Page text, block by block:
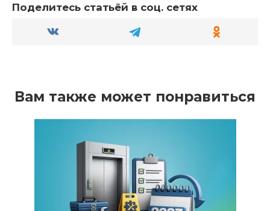
Поделитесь статьёй в соц. сетях
Вам также может понравиться